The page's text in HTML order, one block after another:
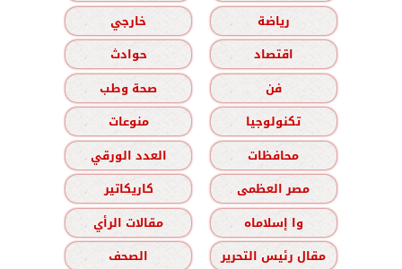
رياضة
خارجي
اقتصاد
حوادث
فن
صحة وطب
تكنولوجيا
منوعات
محافظات
العدد الورقي
مصر العظمى
كاريكاتير
وا إسلاماه
مقالات الرأي
مقال رئيس التحرير
الصحف